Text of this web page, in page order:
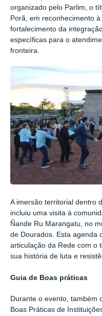
organizado pelo Parlim, o
Porã, em reconhecimento
fortalecimento da
específicas para o
fronteira.
A imersão territorial dentro
incluiu uma visita à
Ñande Ru Marangatu, no
de Dourados. Esta agenda
articulação da Rede com o
sua história de luta e
Guia de Boas práticas
Durante o evento, também
Boas Práticas de